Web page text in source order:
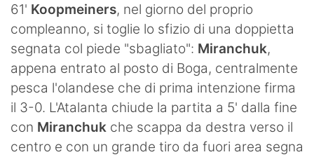
61' Koopmeiners, nel giorno del proprio
compleanno, si toglie lo sfizio di una doppietta
segnata col piede "sbagliato": Miranchuk,
appena entrato al posto di Boga, centralmente
pesca l'olandese che di prima intenzione firma
il 3-0. L'Atalanta chiude la partita a 5' dalla fine
con Miranchuk che scappa da destra verso il
centro e con un grande tiro da fuori area segna